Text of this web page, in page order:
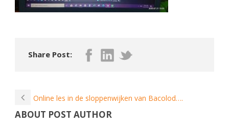
Share Post:
Online les in de sloppenwijken van Bacolod….
ABOUT POST AUTHOR